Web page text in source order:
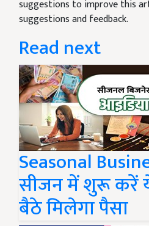
suggestions to improve this
suggestions and feedback.
Read next
Seasonal
सीजन में शुरू करें
बैठे मिलेगा पैसा